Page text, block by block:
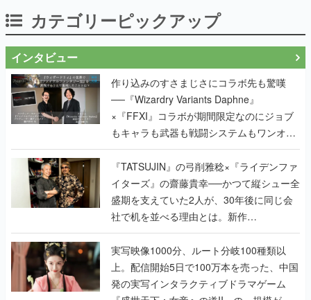
カテゴリーピックアップ
インタビュー
作り込みのすさまじさにコラボ先も驚嘆
──『Wizardry Variants Daphne』
×『FFXI』コラボが期間限定なのにジョブ
もキャラも武器も戦闘システムもワンオフ
で作り込まれた理由を両ディレクターに聞
く
『TATSUJIN』の弓削雅稔×『ライデンファ
イターズ』の齋藤貴幸──かつて縦シュー全
盛期を支えていた2人が、30年後に同じ会
社で机を並べる理由とは。新作
『TATSUJIN EXTREME』で初タッグを組
んだレジェンド2人に訊く開発秘話
実写映像1000分、ルート分岐100種類以
上。配信開始5日で100万本を売った、中国
発の実写インタラクティブドラマゲーム